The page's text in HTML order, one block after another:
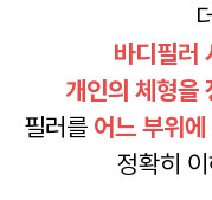
바디필러
개인의 체형을
필러를 어느 부위
정확히